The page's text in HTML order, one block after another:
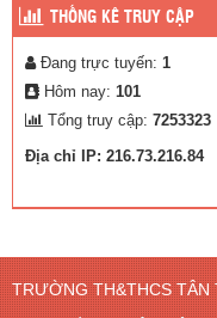
THỐNG KÊ TRUY CẬP
Đang trực tuyến: 1
Hôm nay: 101
Tổng truy cập: 7253323
Địa chỉ IP: 216.73.216.84
TRƯỜNG TH&THCS TÂN